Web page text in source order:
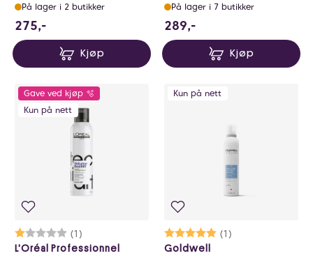
På lager i 2 butikker
275,-
Kjøp
På lager i 7 butikker
289,-
Kjøp
Gave ved kjøp 🫧
Kun på nett
Karakter:
(1)
1.0 av 5 mulige
L'Oréal Professionnel
Kun på nett
Karakter:
(1)
5.0 av 5 mulige
Goldwell